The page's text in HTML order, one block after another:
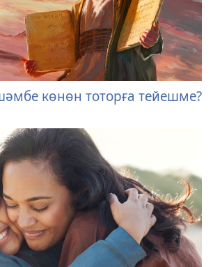
көнөн тоторға тейешме?